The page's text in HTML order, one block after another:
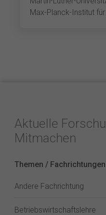
Aktuelle
Mitmachen
Themen / Fachrichtungen
Andere Fachrichtung
Betriebswirtschaftslehre